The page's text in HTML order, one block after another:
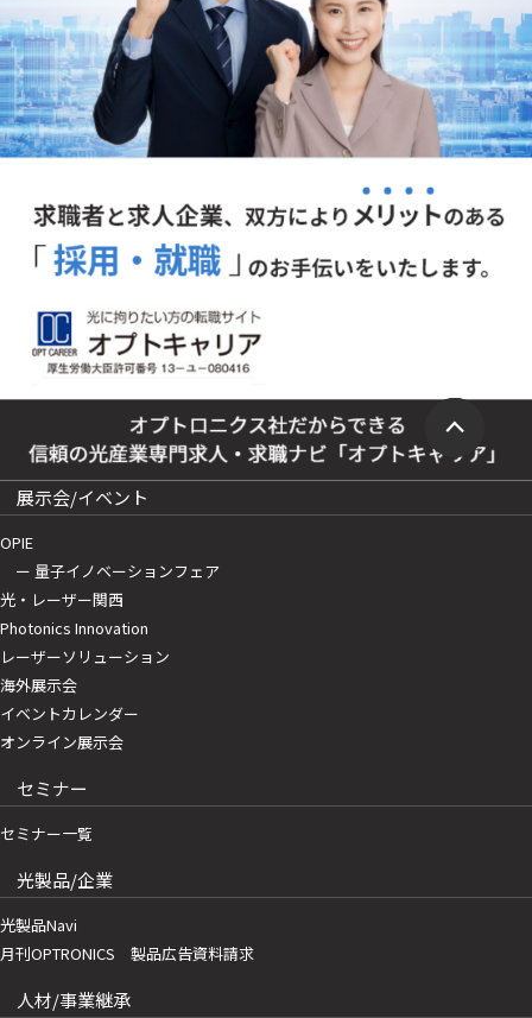
展示会/イベント
OPIE
ー 量子イノベーションフェア
光・レーザー関西
Photonics Innovation
レーザーソリューション
海外展示会
イベントカレンダー
オンライン展示会
セミナー
セミナー一覧
光製品/企業
光製品Navi
月刊OPTRONICS 製品広告資料請求
人材/事業継承